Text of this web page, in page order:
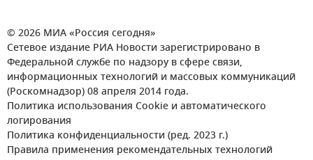
© 2026 МИА «Россия сегодня»
Сетевое издание РИА Новости зарегистрировано в
Федеральной службе по надзору в сфере связи,
информационных технологий и массовых коммуникаций
(Роскомнадзор) 08 апреля 2014 года.
Политика использования Cookie и автоматического
логирования
Политика конфиденциальности (ред. 2023 г.)
Правила применения рекомендательных технологий